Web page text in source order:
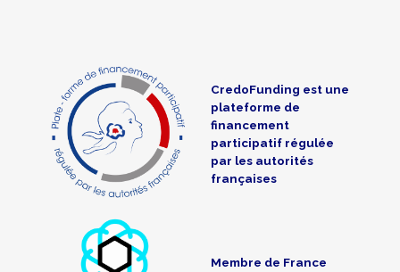
CredoFunding est une
plateforme de
financement
participatif régulée
par les autorités
françaises
Membre de France